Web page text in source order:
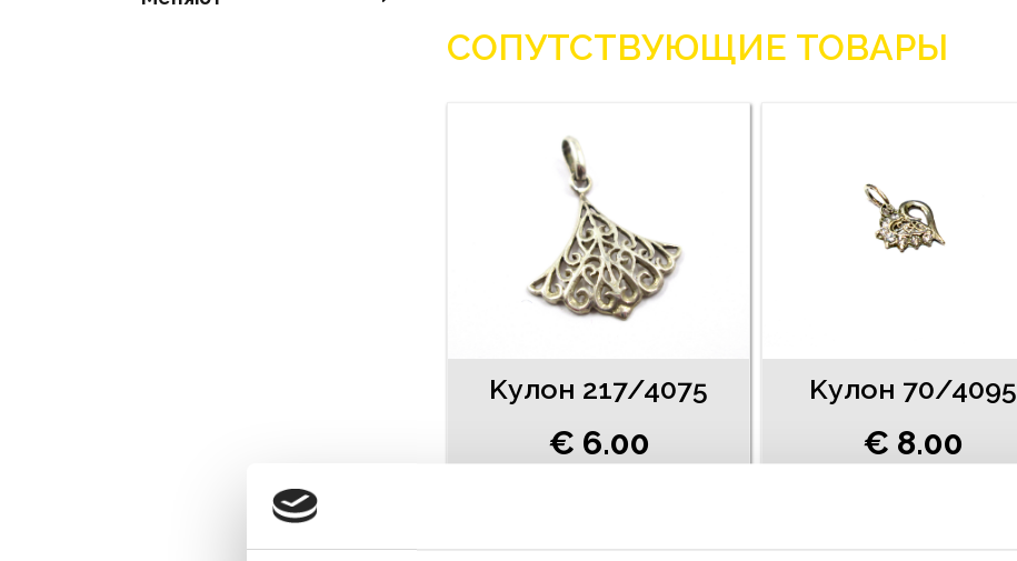
СОПУТСТВУЮЩИЕ ТОВАРЫ
Kулон 217/4075
€ 6.00
Kулон 70/4095
€ 8.00